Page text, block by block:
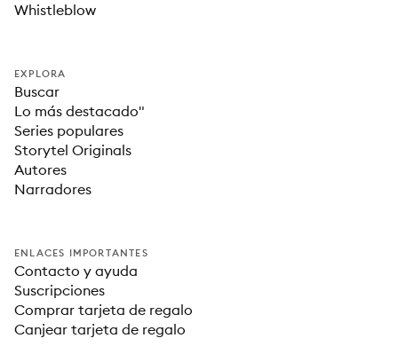
Whistleblow
EXPLORA
Buscar
Lo más destacado"
Series populares
Storytel Originals
Autores
Narradores
ENLACES IMPORTANTES
Contacto y ayuda
Suscripciones
Comprar tarjeta de regalo
Canjear tarjeta de regalo